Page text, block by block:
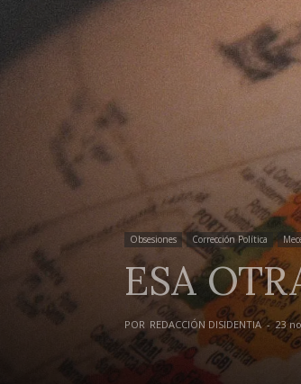
Obsesiones Corrección Política
ESA
POR REDACCIÓN DISIDENTIA - 23